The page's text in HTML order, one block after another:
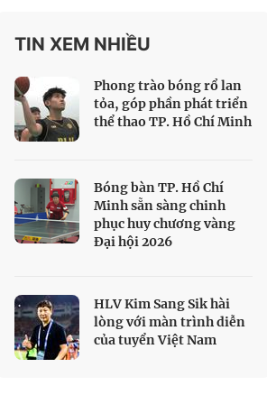
TIN XEM NHIỀU
Phong trào bóng rổ lan
tỏa, góp phần phát triển
thể thao TP. Hồ Chí Minh
Bóng bàn TP. Hồ Chí
Minh sẵn sàng chinh
phục huy chương vàng
Đại hội 2026
HLV Kim Sang Sik hài
lòng với màn trình diễn
của tuyển Việt Nam